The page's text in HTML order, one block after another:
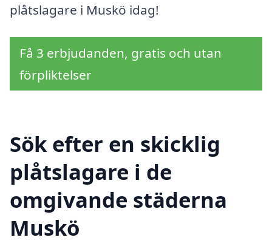
plåtslagare i Muskö idag!
Få 3 erbjudanden, gratis och utan
förpliktelser
Sök efter en skicklig
plåtslagare i de
omgivande städerna
Muskö